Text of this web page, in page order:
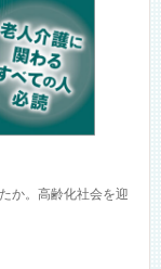
か。高齢化社会を迎